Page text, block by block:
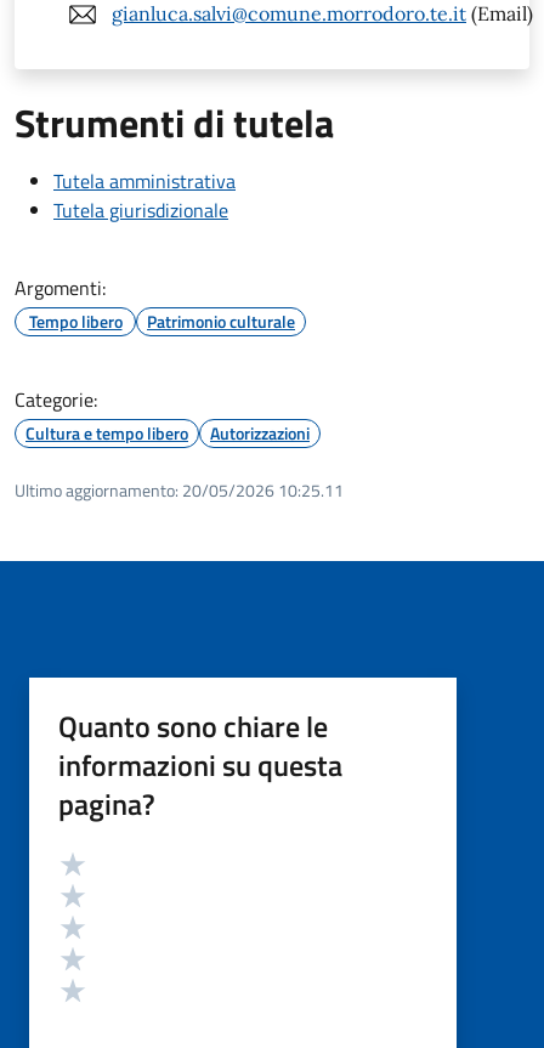
gianluca.salvi@comune.morrodoro.te.it (Email)
Strumenti di tutela
Tutela amministrativa
Tutela giurisdizionale
Argomenti:
Tempo libero Patrimonio culturale
Categorie:
Cultura e tempo libero Autorizzazioni
Ultimo aggiornamento: 20/05/2026 10:25.11
Quanto sono chiare le
informazioni su questa
pagina?
Valutazione